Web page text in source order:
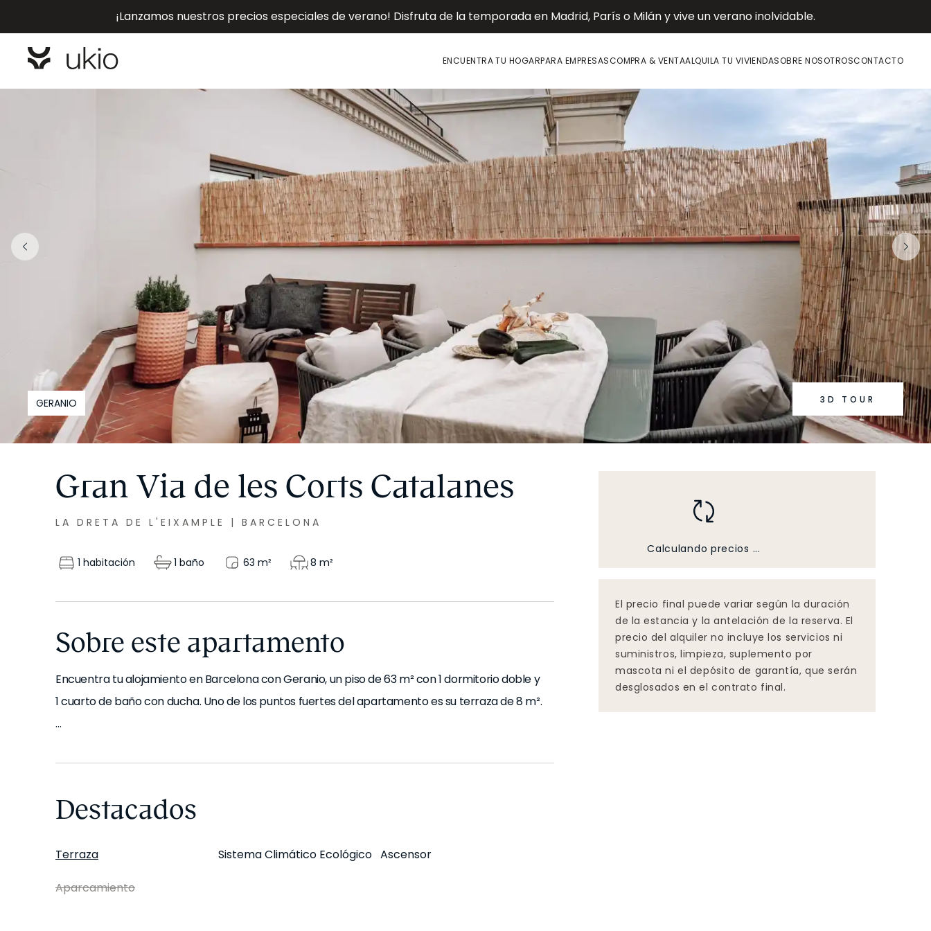
¡Lanzamos nuestros precios especiales de verano! Disfruta de la temporada en Madrid, París o Milán y vive un verano inolvidable.
ENCUENTRA TU HOGARPARA EMPRESASCOMPRA & VENTAALQUILA TU VIVIENDASOBRE NOSOTROSCONTACTO
GERANIO 3D TOUR
Gran Via de les Corts Catalanes
LA DRETA DE L'EIXAMPLE | BARCELONA
1 habitación 1 baño 63 m² 8 m²
Sobre este apartamento
Encuentra tu alojamiento en Barcelona con Geranio, un piso de 63 m² con 1 dormitorio doble y
1 cuarto de baño con ducha. Uno de los puntos fuertes del apartamento es su terraza de 8 m².
sientas como en casa desde el primer día. Este apartamento cuenta con aire acondicionado
para mascotas. La decoración está inspirada en un ambiente Sabana.
La cocina está totalmente equipada con todos los utensilios y electrodomésticos que
Destacados
Terraza Sistema Climático Ecológico Ascensor
Aparcamiento
Calculando precios ...
El precio final puede variar según la duración
de la estancia y la antelación de la reserva. El
precio del alquiler no incluye los servicios ni
suministros, limpieza, suplemento por
mascota ni el depósito de garantía, que serán
desglosados en el contrato final.